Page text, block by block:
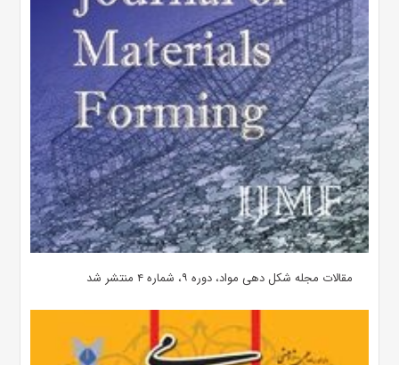
مقالات مجله شکل دهی مواد، دوره ۹، شماره ۴ منتشر شد